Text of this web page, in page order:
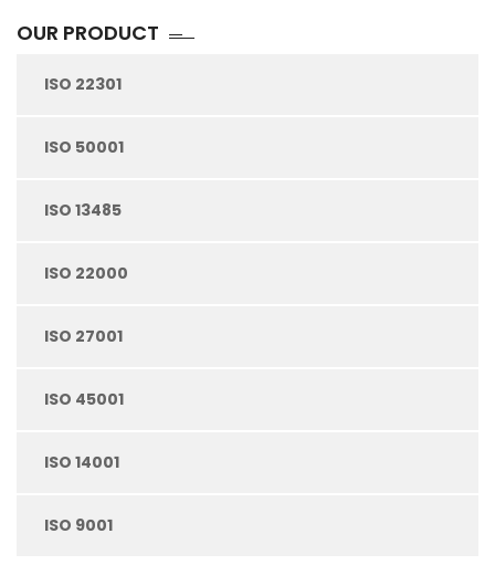
OUR PRODUCT
ISO 22301
ISO 50001
ISO 13485
ISO 22000
ISO 27001
ISO 45001
ISO 14001
ISO 9001